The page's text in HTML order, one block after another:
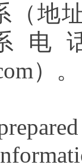
（地
电
）。